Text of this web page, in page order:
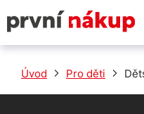
Úvod Pro děti